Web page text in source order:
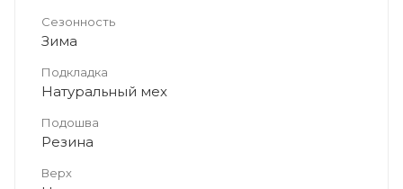
Сезонность
Зима
Подкладка
Натуральный мех
Подошва
Резина
Верх